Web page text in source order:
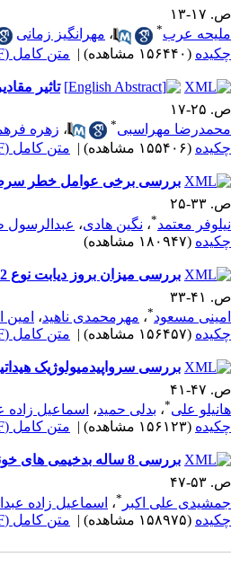
ص. ۱۷-۱۳
ملیحه عرب* ، مهرانگیز زمانی
چکیده (۱۵۶۴۴۰ مشاهده) | متن کامل (PDF)
تاثیر
ص. ۲۵-۱۷
محمدرضا مهراسبی* ، زهره
چکیده (۱۵۵۴۰۶ مشاهده) | متن کامل (PDF)
بررسی برخی عوامل خطر سرطان پستان
ص. ۳۳-۲۵
نیلوفر معتمد*، نگین هادی، عبدالرسول
چکیده (۱۸۰۹۴۷ مشاهده)
بررسی میزان‌ بروز دیابت نوع 2 در خانم های‌ 25 تا 70 ساله‌ بدون علامت مراجعه کننده به مرکز تحقیقات غدد و متابولیسم اصفهان‌، طی سال های‌ 81-1375
ص. ۴۱-۳۳
امینی مسعود*، مهرمحمدی ناهید، امین
چکیده (۱۵۶۴۵۷ مشاهده) | متن کامل (PDF)
بررسی سرواپیدمیولوژیک
ص. ۴۷-۴۱
هانیلو علی*، بدلی حمید، اسماعیل زاده
چکیده (۱۵۶۱۲۳ مشاهده) | متن کامل (PDF)
بررسی 8 ساله‌ بدخیمی های خونی در بیمارستان دکتر بهشتی زنجان (78ـ1370)
ص. ۵۳-۴۷
جمشیدی علی اکبر *، اسماعیل زاده
چکیده (۱۵۸۹۷۵ مشاهده) | متن کامل (PDF)